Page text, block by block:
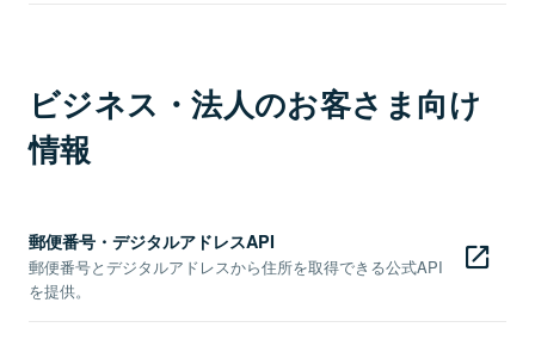
ビジネス・法人のお客さま向け
情報
郵便番号・デジタルアドレスAPI
郵便番号とデジタルアドレスから住所を取得できる公式API
を提供。